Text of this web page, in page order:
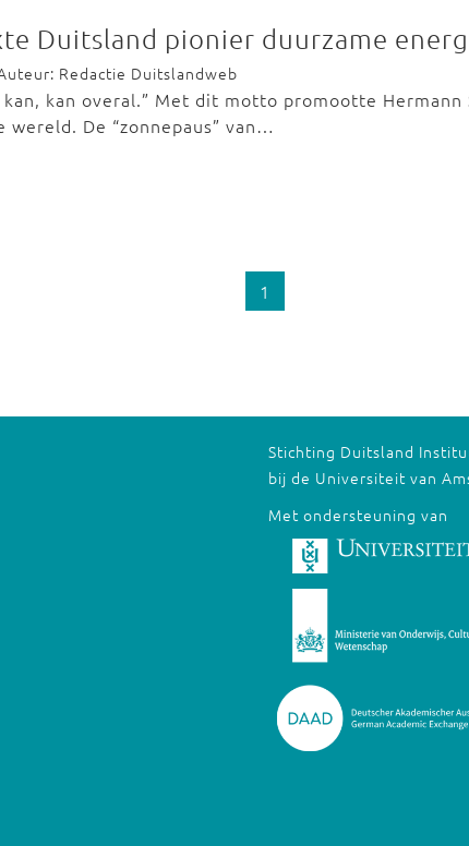
Duitsland pionier duurzame
Redactie Duitslandweb
kan overal.” Met dit motto promootte Hermann
wereld. De “zonnepaus” van…
1
Stichting Duitsland
bij de Universiteit van
Met ondersteuning van